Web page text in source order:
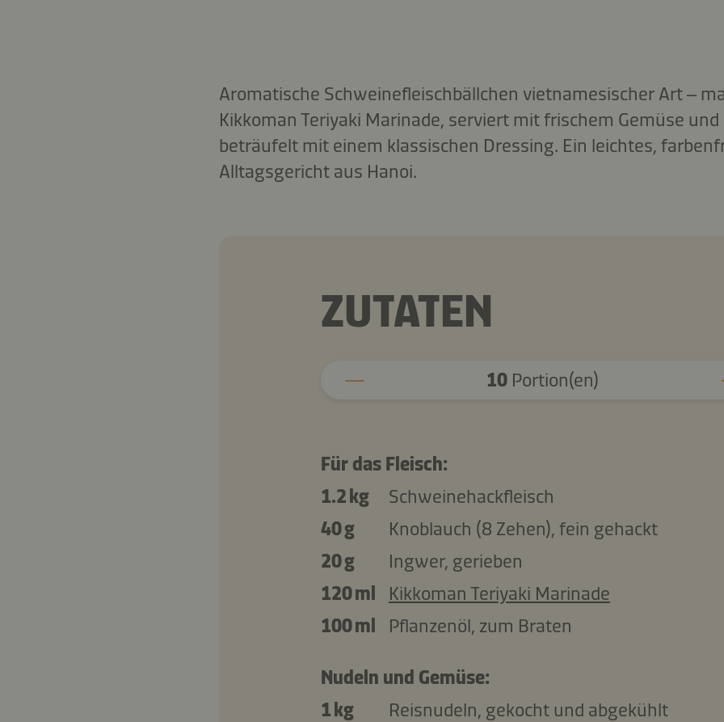
Aromatische Schweinefleischbällchen vietnamesischer Art –
Kikkoman Teriyaki Marinade, serviert mit frischem Gemüse und
beträufelt mit einem klassischen Dressing. Ein leichtes,
Alltagsgericht aus Hanoi.
ZUTATEN
10 Portion(en)
Für das Fleisch:
1.2 kg
Schweinehackfleisch
40 g
Knoblauch (8 Zehen), fein gehackt
20 g
Ingwer, gerieben
120 ml
Kikkoman Teriyaki Marinade
100 ml
Pflanzenöl, zum Braten
Nudeln und Gemüse:
1 kg
Reisnudeln, gekocht und abgekühlt